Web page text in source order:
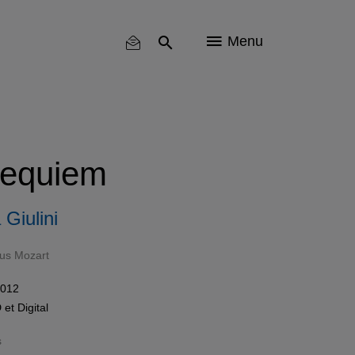
Menu
Giulini
Mozart
et Digital